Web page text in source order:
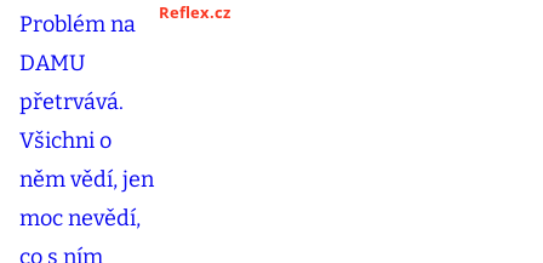
Reflex.cz